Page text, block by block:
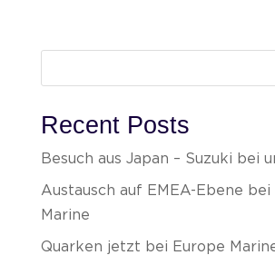
Recent Posts
Besuch aus Japan – Suzuki bei
Austausch auf EMEA-Ebene bei
Marine
Quarken jetzt bei Europe